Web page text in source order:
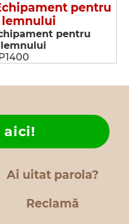
pentru
lemnului
pentru
Ai uitat parola?
aici!
Reclamă